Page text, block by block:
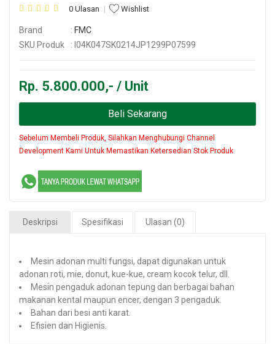
0 Ulasan Wishlist
Brand : FMC
SKU Produk
: I04K047SK0214JP1299P07599
Rp. 5.800.000,- / Unit
Beli Sekarang
Sebelum Membeli Produk, Silahkan Menghubungi Channel
Development Kami Untuk Memastikan Ketersedian Stok Produk
Deskripsi Spesifikasi Ulasan (0)
Mesin adonan multi fungsi, dapat digunakan untuk
adonan roti, mie, donut, kue-kue, cream kocok telur, dll.
Mesin pengaduk adonan tepung dan berbagai bahan
makanan kental maupun encer, dengan 3 pengaduk.
Bahan dari besi anti karat.
Efisien dan Higienis.